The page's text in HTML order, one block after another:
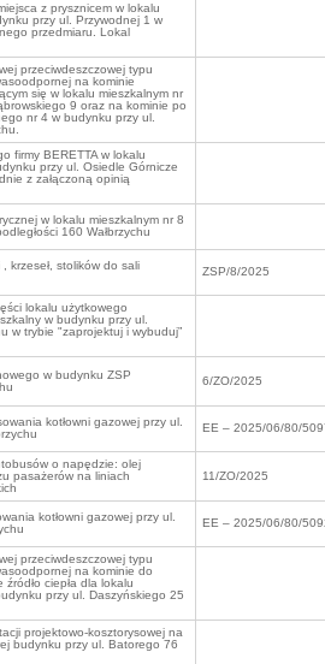
z prysznicem w lokalu
przy ul. Przywodnej 1 w
przedmiaru. Lokal
przeciwdeszczowej typu
na kominie
się w lokalu mieszkalnym nr
9 oraz na kominie po
nr 4 w budynku przy ul.
firmy BERETTA w lokalu
przy ul. Osiedle Górnicze
z załączoną opinią
w lokalu mieszkalnym nr 8
160 Wałbrzychu
krzeseł, stolików do sali
ZSP/8/2025
lokalu użytkowego
w budynku przy ul.
w trybie "zaprojektuj i wybuduj”
w budynku ZSP
6/ZO/2025
kotłowni gazowej przy ul.
EE – 2025/06/80/
o napędzie: olej
pasażerów na liniach
11/ZO/2025
kotłowni gazowej przy ul.
EE – 2025/06/80/
przeciwdeszczowej typu
na kominie do
ciepła dla lokalu
przy ul. Daszyńskiego 25
projektowo-kosztorysowej na
budynku przy ul. Batorego 76